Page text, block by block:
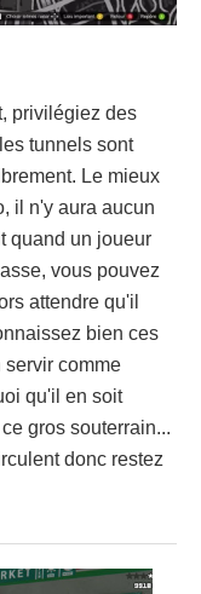
privilégiez des
tunnels sont
Le mieux
il n'y aura aucun
quand un joueur
vous pouvez
attendre qu'il
bien ces
servir comme
qu'il en soit
gros souterrain...
donc restez